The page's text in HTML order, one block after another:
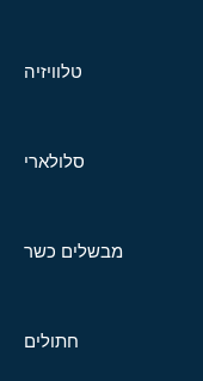
טלוויזיה
סלולארי
מבשלים כשר
חתולים